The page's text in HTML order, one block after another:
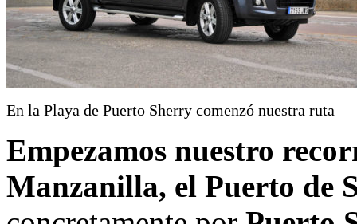
En la Playa de Puerto Sherry comenzó nuestra ruta
Empezamos nuestro
Manzanilla, el Puerto de